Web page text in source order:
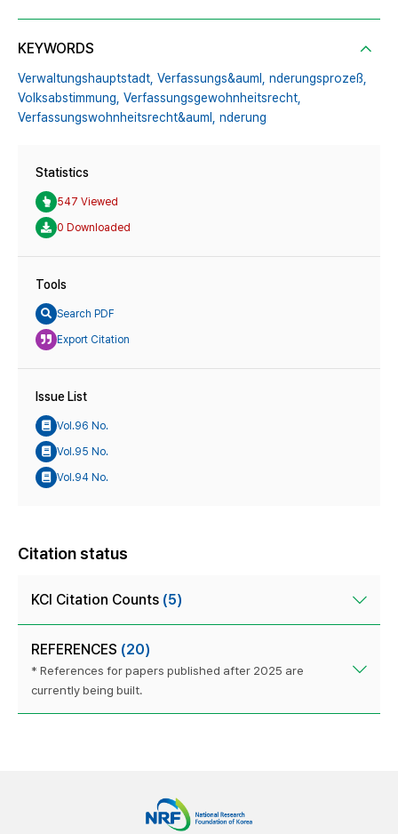
KEYWORDS
Verwaltungshauptstadt, Verfassungs&auml, nderungsprozeß,
Volksabstimmung, Verfassungsgewohnheitsrecht,
Verfassungswohnheitsrecht&auml, nderung
Statistics
547 Viewed
0 Downloaded
Tools
Search PDF
Export Citation
Issue List
Vol.96 No.
Vol.95 No.
Vol.94 No.
Citation status
KCI Citation Counts (5)
REFERENCES (20)
* References for papers published after 2025 are
currently being built.